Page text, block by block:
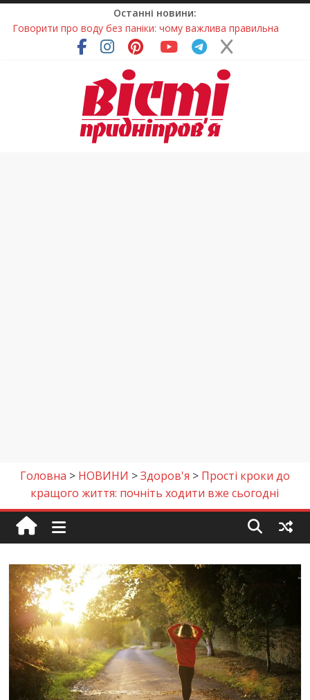
Останні новини:
Говорити про воду без паніки: чому важлива правильна
Лікар – на екрані: Як працюють телемедичні центри на
У Дніпрі триває масштабна підготовка до опалювального
Пошуки тривають: на Дніпропетровщині досліджують місце
розташування легендарного монастиря (Фото)
Головна > НОВИНИ >Здоров'я > Прості кроки до
кращого життя: почніть ходити вже сьогодні